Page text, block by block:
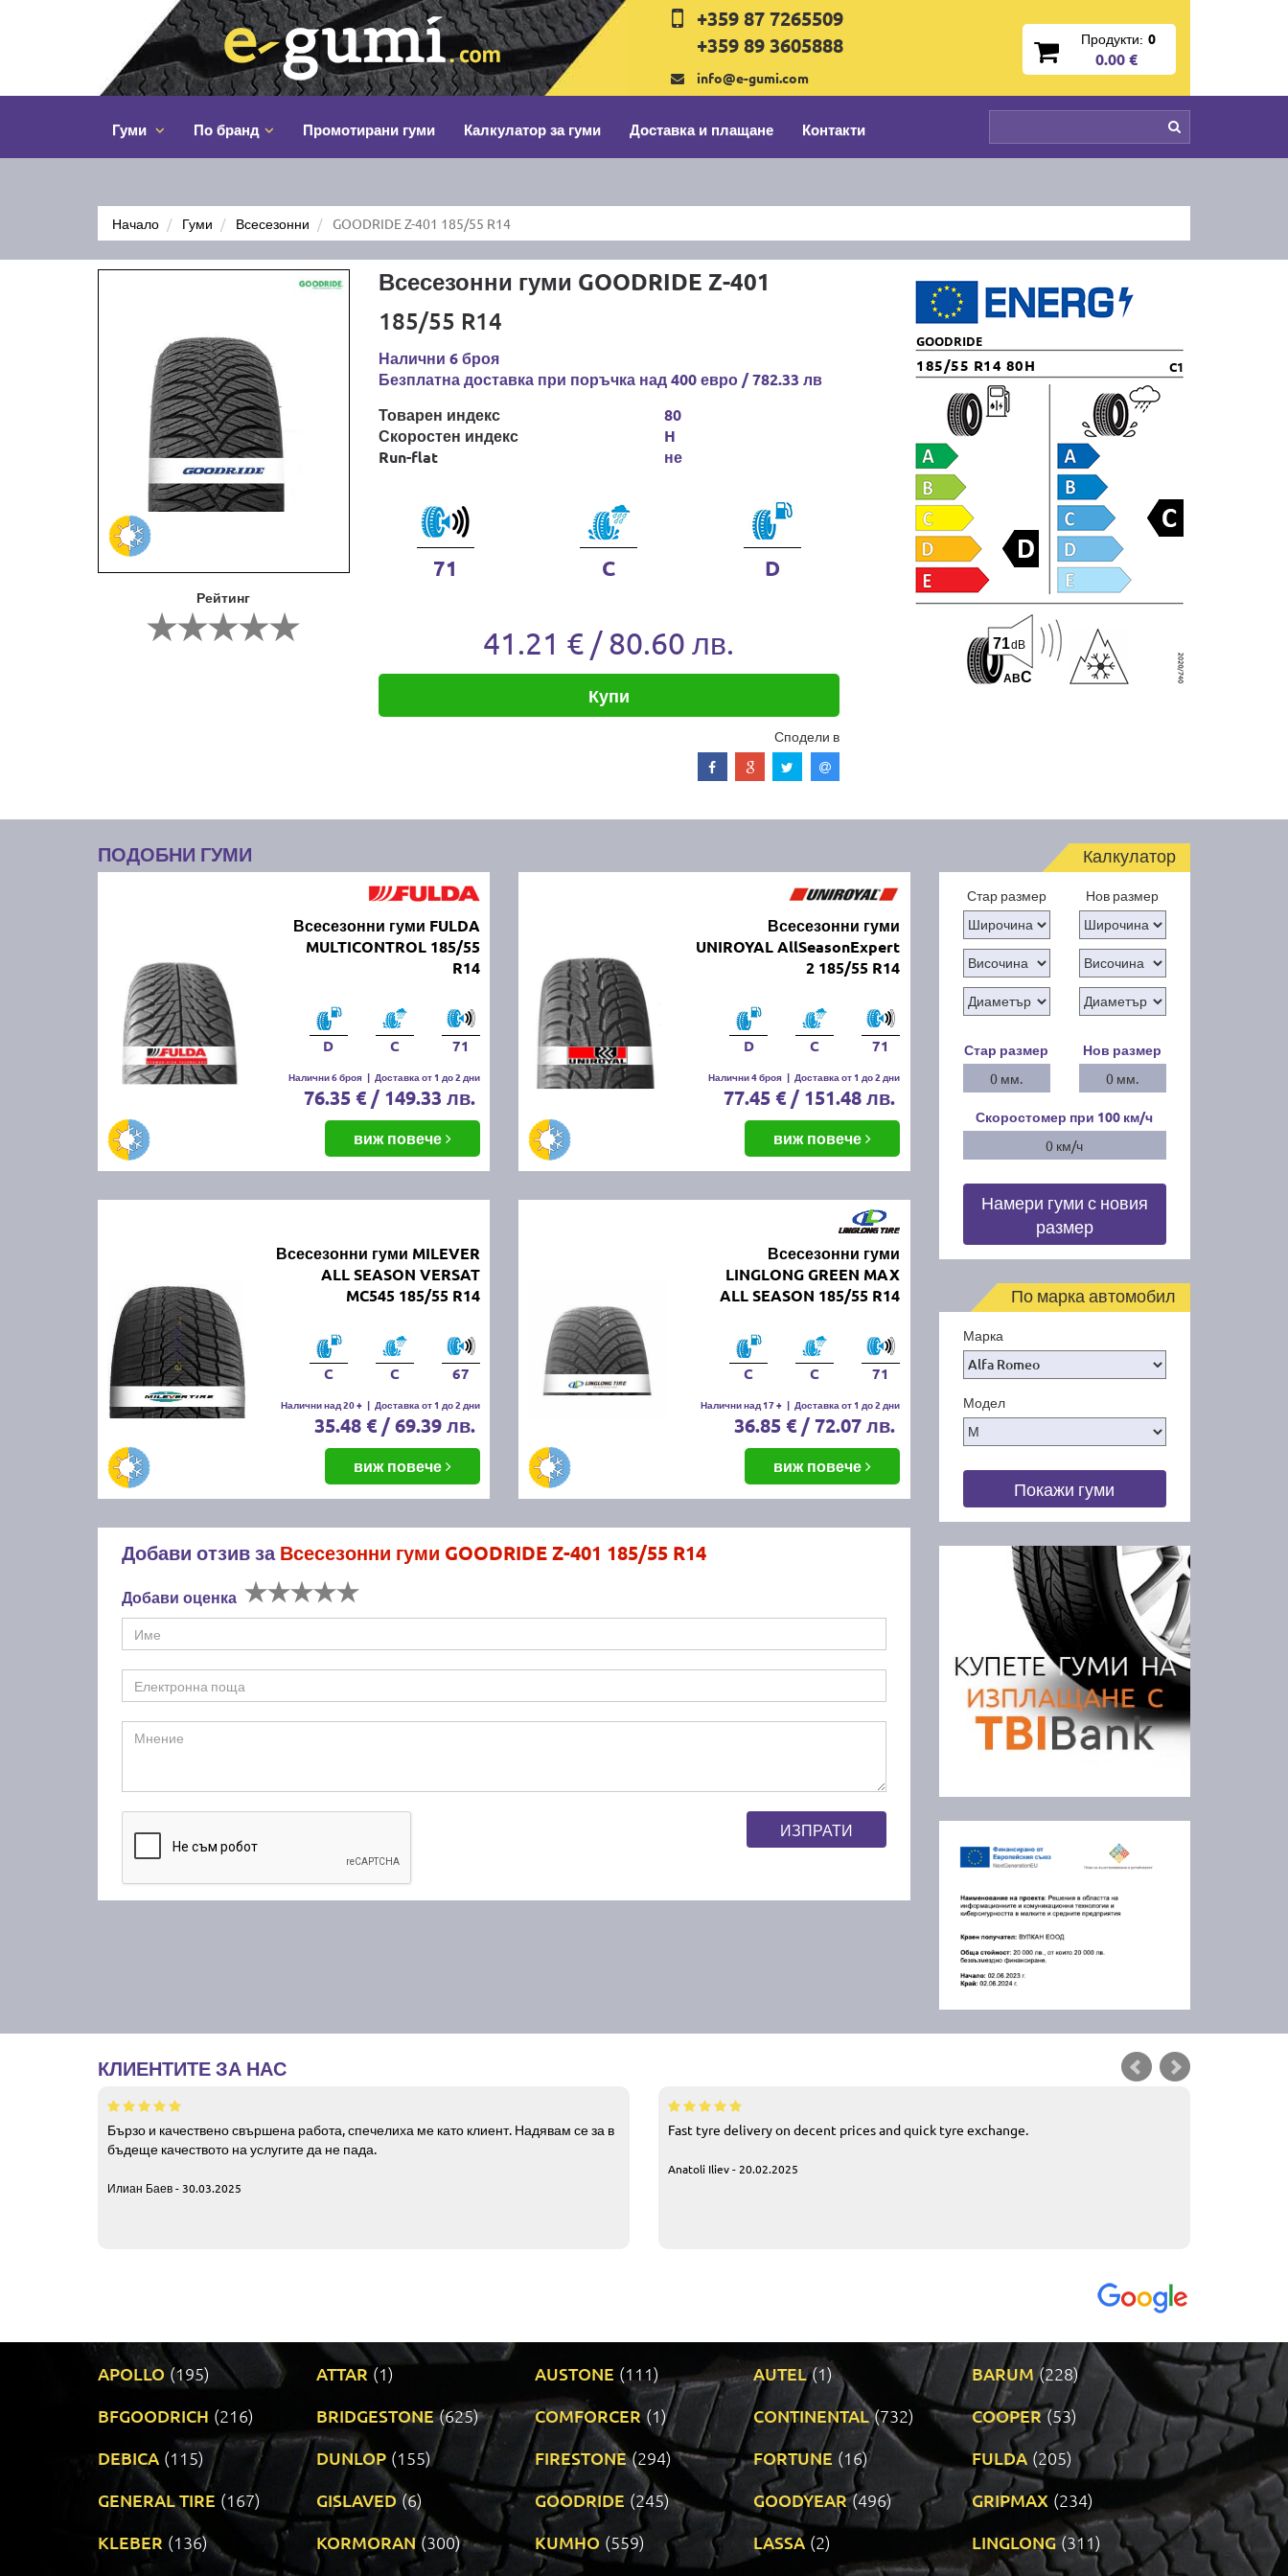
+359 87 7265509
+359 89 3605888
info@e-gumi.com
Продукти: 0
0.00 €
Гуми По бранд Промотирани гуми Калкулатор за гуми Доставка и плащане Контакти
Начало Гуми Всесезонни GOODRIDE Z-401 185/55 R14
Рейтинг
Всесезонни гуми GOODRIDE Z-401
185/55 R14
Налични 6 броя
Безплатна доставка при поръчка над 400 евро / 782.33 лв
Товарен индекс
Скоростен индекс
Run-flat
80
H
не
71 C D
41.21 € / 80.60 лв.
Купи
Сподели в
GOODRIDE
185/55 R14 80H C1
A BC
71dB
ПОДОБНИ ГУМИ
Всесезонни гуми FULDA
MULTICONTROL 185/55
R14
D C 71
Налични 6 броя | Доставка от 1 до 2 дни
76.35 € / 149.33 лв.
виж повече
Всесезонни гуми
UNIROYAL AllSeasonExpert
2 185/55 R14
D C 71
Налични 4 броя | Доставка от 1 до 2 дни
77.45 € / 151.48 лв.
виж повече
Всесезонни гуми MILEVER
ALL SEASON VERSAT
MC545 185/55 R14
C C 67
Налични над 20 + | Доставка от 1 до 2 дни
35.48 € / 69.39 лв.
виж повече
Всесезонни гуми
LINGLONG GREEN MAX
ALL SEASON 185/55 R14
C C 71
Налични над 17 + | Доставка от 1 до 2 дни
36.85 € / 72.07 лв.
виж повече
Добави отзив заВсесезонни гуми GOODRIDE Z-401 185/55 R14
Добави оценка
ИЗПРАТИ
Калкулатор
Стар размер Нов размер
Стар размер
0 мм.
Нов размер
0 мм.
Скоростомер при 100 км/ч
0 км/ч
Намери гуми с новия
размер
По марка автомобил
Марка
Модел
Покажи гуми
КЛИЕНТИТЕ ЗА НАС
Бързо и качествено свършена работа, спечелиха ме като клиент. Надявам се за в
бъдеще качеството на услугите да не пада.
Илиан Баев - 30.03.2025
Fast tyre delivery on decent prices and quick tyre exchange.
Anatoli Iliev - 20.02.2025
APOLLO (195) ATTAR (1) AUSTONE (111) AUTEL (1) BARUM (228)
BFGOODRICH (216) BRIDGESTONE (625) COMFORCER (1) CONTINENTAL (732) COOPER (53)
DEBICA (115) DUNLOP (155) FIRESTONE (294) FORTUNE (16) FULDA (205)
GENERAL TIRE (167) GISLAVED (6) GOODRIDE (245) GOODYEAR (496) GRIPMAX (234)
KLEBER (136) KORMORAN (300) KUMHO (559) LASSA (2) LINGLONG (311)